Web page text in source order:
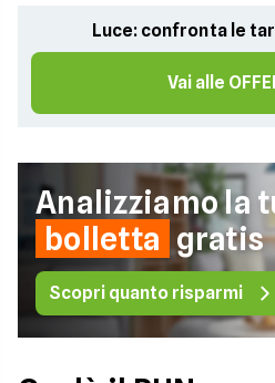
Luce: confronta le
Vai alle
Analizziamo la
bolletta gratis
Scopri quanto risparmi